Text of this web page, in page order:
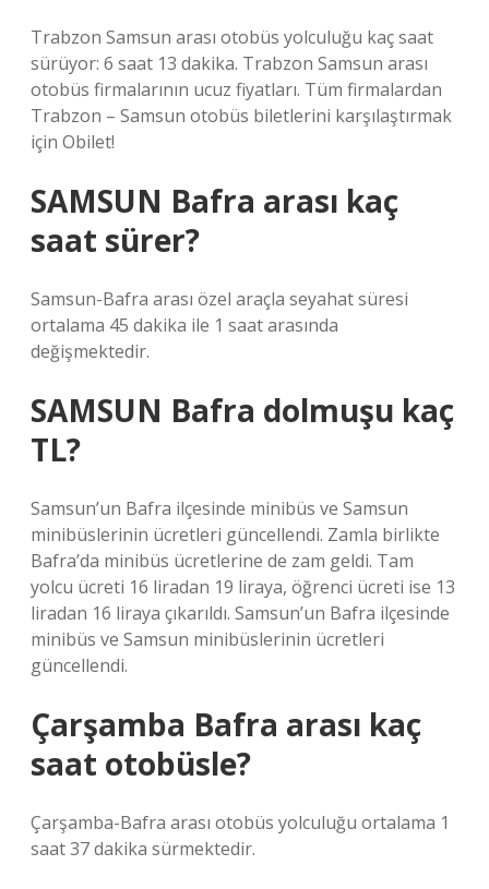
Trabzon Samsun arası otobüs yolculuğu kaç saat
sürüyor: 6 saat 13 dakika. Trabzon Samsun arası
otobüs firmalarının ucuz fiyatları. Tüm firmalardan
Trabzon – Samsun otobüs biletlerini karşılaştırmak
için Obilet!
SAMSUN Bafra arası kaç
saat sürer?
Samsun-Bafra arası özel araçla seyahat süresi
ortalama 45 dakika ile 1 saat arasında
değişmektedir.
SAMSUN Bafra dolmuşu kaç
TL?
Samsun’un Bafra ilçesinde minibüs ve Samsun
minibüslerinin ücretleri güncellendi. Zamla birlikte
Bafra’da minibüs ücretlerine de zam geldi. Tam
yolcu ücreti 16 liradan 19 liraya, öğrenci ücreti ise 13
liradan 16 liraya çıkarıldı. Samsun’un Bafra ilçesinde
minibüs ve Samsun minibüslerinin ücretleri
güncellendi.
Çarşamba Bafra arası kaç
saat otobüsle?
Çarşamba-Bafra arası otobüs yolculuğu ortalama 1
saat 37 dakika sürmektedir.